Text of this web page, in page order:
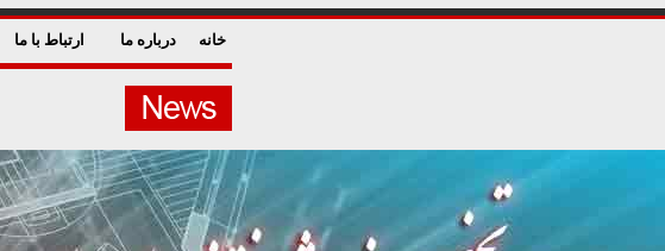
خانه درباره ما ارتباط با ما